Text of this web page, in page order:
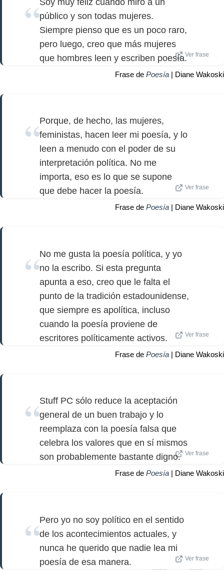
público y son todas mujeres.
Siempre pienso que es un poco raro,
pero luego, creo que más mujeres
que hombres leen y escriben poesía.Ver frase
Frase de Poesía | Diane Wakoski
Porque, de hecho, las mujeres,
feministas, hacen leer mi poesía, y lo
leen a menudo con el poder de su
interpretación política. No me
importa, eso es lo que se supone
que debe hacer la poesía.
Ver frase
Frase de Poesía | Diane Wakoski
No me gusta la poesía política, y yo
no la escribo. Si esta pregunta
apunta a eso, creo que le falta el
punto de la tradición estadounidense,
que siempre es apolítica, incluso
cuando la poesía proviene de
escritores políticamente activos.
Ver frase
Frase de Poesía | Diane Wakoski
Stuff PC sólo reduce la aceptación
general de un buen trabajo y lo
reemplaza con la poesía falsa que
celebra los valores que en sí mismos
son probablemente bastante digno.
Ver frase
Frase de Poesía | Diane Wakoski
Pero yo no soy político en el sentido
de los acontecimientos actuales, y
nunca he querido que nadie lea mi
poesía de esa manera.
Ver frase